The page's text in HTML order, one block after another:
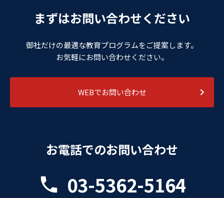
まずはお問い合わせください
御社だけの最適な教育プログラムをご提案します。
お気軽にお問い合わせください。
WEBでお問い合わせ
お電話でのお問い合わせ
03-5362-5164